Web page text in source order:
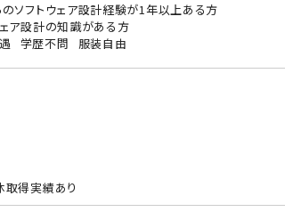
のソフトウェア設計経験が1年以上ある方
ェア設計の知識がある方
学歴不問 服装自由
取得実績あり